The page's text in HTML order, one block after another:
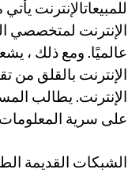
للمبيعاتالإنترنت
الإنترنت لمتخصصي
عالميًا. ومع ذلك ،
الإنترنت بالقلق من
الإنترنت. يطالب
على سرية المعلومات
الشبكات القديمة